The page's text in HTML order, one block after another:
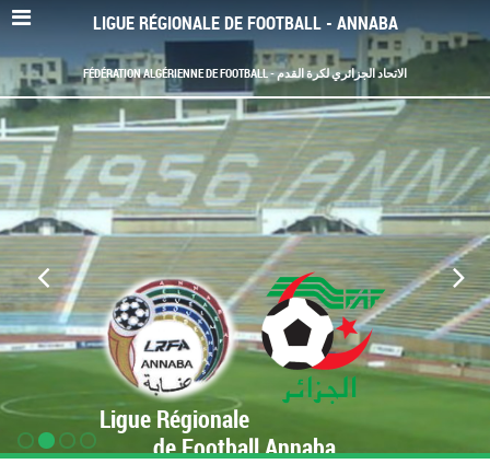
LIGUE RÉGIONALE DE FOOTBALL - ANNABA
FÉDÉRATION ALGÉRIENNE DE FOOTBALL - الاتحاد الجزائري لكرة القدم
Ligue Régionale
de Football Annaba